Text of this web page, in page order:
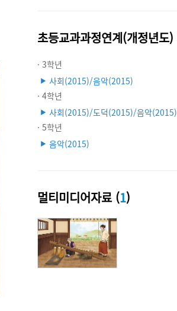
초등교과과정연계(개정년도)
· 3학년
▶ 사회(2015)/음악(2015)
· 4학년
▶ 사회(2015)/도덕(2015)/음악(2015)
· 5학년
▶ 음악(2015)
멀티미디어자료 (1)